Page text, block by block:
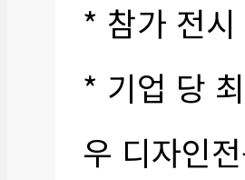
* 참가 전
* 기업 당
우 디자인